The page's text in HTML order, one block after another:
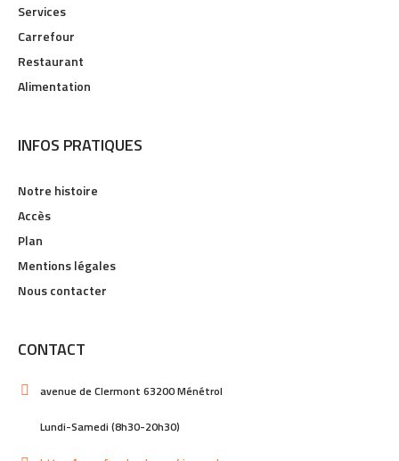
Services
Carrefour
Restaurant
Alimentation
INFOS PRATIQUES
Notre histoire
Accès
Plan
Mentions légales
Nous contacter
CONTACT
avenue de Clermont 63200 Ménétrol
Lundi-Samedi (8h30-20h30)